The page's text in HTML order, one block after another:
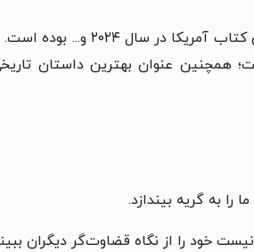
کتاب «آن بهشت دیگر» نامزد جایزهٔ بوکر و جایزهٔ ادبی بین‌المللی دوبلین در سال ۲۰۲۳ و همچنین برگزیدهٔ نهایی جایزهٔ ملی
همچنین عنوان بهترین داستان
به گریه بیندازد.
خود را از نگاه قضاوت‌گر دیگران